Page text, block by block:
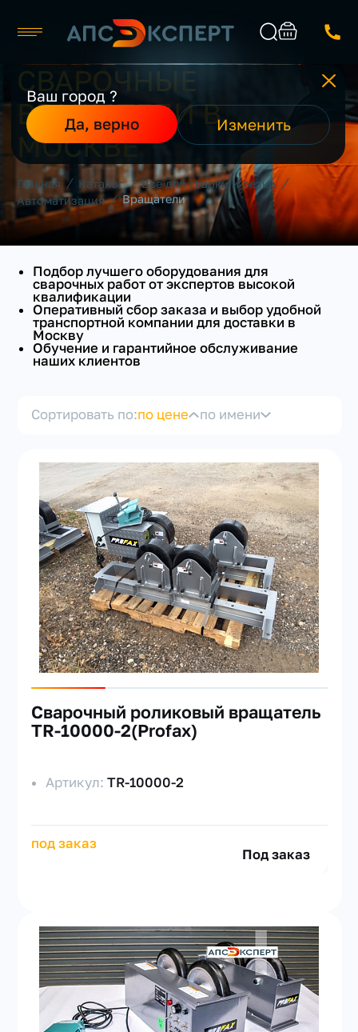
Ваш город ?
Да, верно
Изменить
Москва
Каталог
О компании
Производители
Реализованные проекты
Контакты
+7(351) 223-98-74
заказать звонок
СВАРОЧНЫЕ
ВРАЩАТЕЛИ В
МОСКВЕ
Главная / Каталог / Все для сварки и резки /
Автоматизация / Вращатели
ПРОИЗВОДИТЕЛЬ
НАПРЯЖЕНИЕ
Подбор лучшего оборудования для
сварочных работ от экспертов высокой
квалификации
Оперативный сбор заказа и выбор удобной
транспортной компании для доставки в
Москву
Обучение и гарантийное обслуживание
наших клиентов
Сортировать по:по цене по имени
Сварочный роликовый вращатель
TR-10000-2(Profax)
Артикул:TR-10000-2
под заказ
Под заказ
Найти